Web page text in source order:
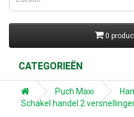
0
CATEGORIEËN
Puch Maxi
Schakel handel 2